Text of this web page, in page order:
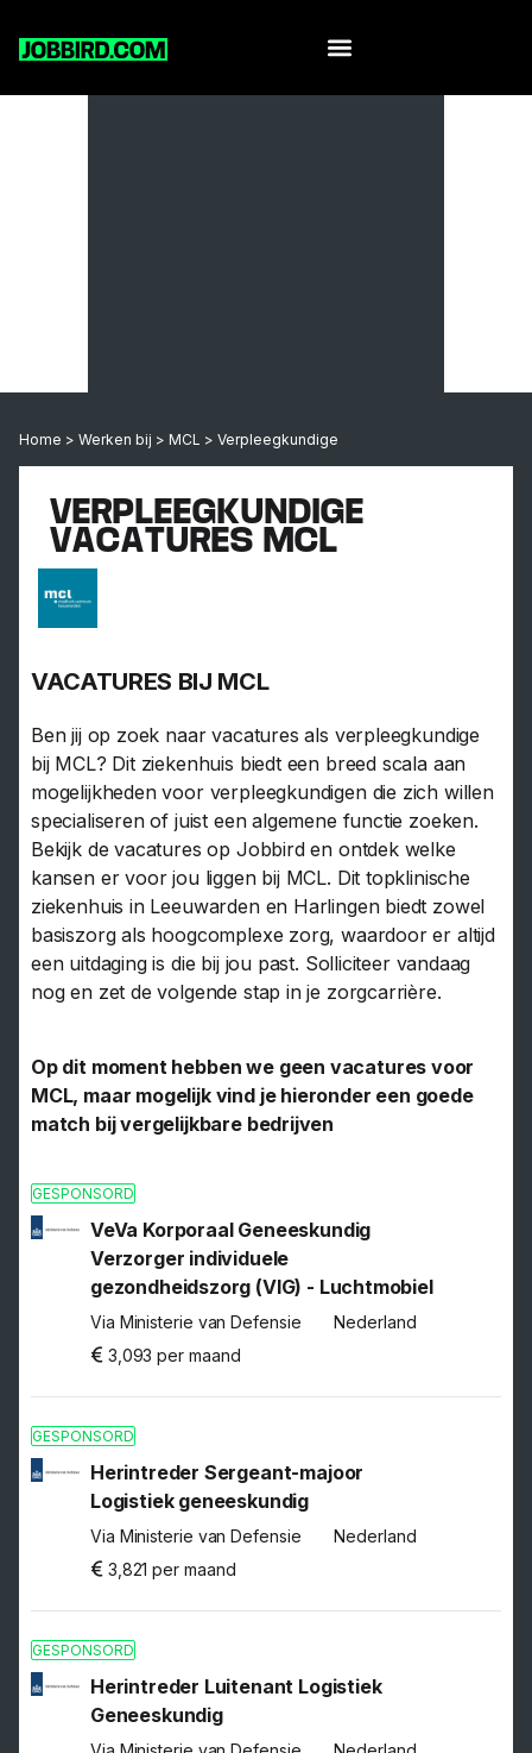
Home > Werken bij > MCL > Verpleegkundige
VERPLEEGKUNDIGE
VACATURES MCL
VACATURES BIJ MCL
Ben jij op zoek naar vacatures als verpleegkundige
bij MCL? Dit ziekenhuis biedt een breed scala aan
mogelijkheden voor verpleegkundigen die zich willen
specialiseren of juist een algemene functie zoeken.
Bekijk de vacatures op Jobbird en ontdek welke
kansen er voor jou liggen bij MCL. Dit topklinische
ziekenhuis in Leeuwarden en Harlingen biedt zowel
basiszorg als hoogcomplexe zorg, waardoor er altijd
een uitdaging is die bij jou past. Solliciteer vandaag
nog en zet de volgende stap in je zorgcarrière.
Op dit moment hebben we geen vacatures voor
MCL, maar mogelijk vind je hieronder een goede
match bij vergelijkbare bedrijven
GESPONSORD
VeVa Korporaal Geneeskundig
Verzorger individuele
gezondheidszorg (VIG) - Luchtmobiel
Via Ministerie van Defensie
Nederland
3,093 per maand
GESPONSORD
Herintreder Sergeant-majoor
Logistiek geneeskundig
Via Ministerie van Defensie
Nederland
3,821 per maand
GESPONSORD
Herintreder Luitenant Logistiek
Geneeskundig